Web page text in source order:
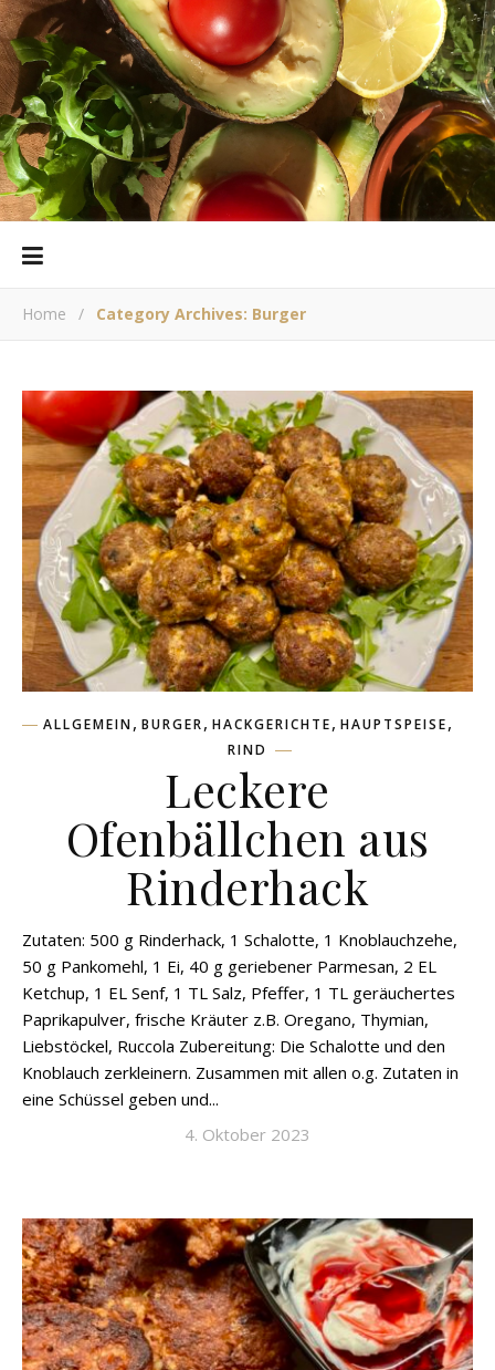
Home / Category Archives: Burger
ALLGEMEIN, BURGER, HACKGERICHTE, HAUPTSPEISE,
RIND
Leckere
Ofenbällchen aus
Rinderhack
Zutaten: 500 g Rinderhack, 1 Schalotte, 1 Knoblauchzehe,
50 g Pankomehl, 1 Ei, 40 g geriebener Parmesan, 2 EL
Ketchup, 1 EL Senf, 1 TL Salz, Pfeffer, 1 TL geräuchertes
Paprikapulver, frische Kräuter z.B. Oregano, Thymian,
Liebstöckel, Ruccola Zubereitung: Die Schalotte und den
Knoblauch zerkleinern. Zusammen mit allen o.g. Zutaten in
eine Schüssel geben und...
4. Oktober 2023